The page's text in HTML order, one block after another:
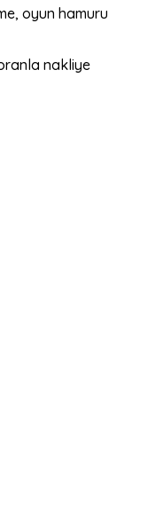
oyun hamuru
nakliye